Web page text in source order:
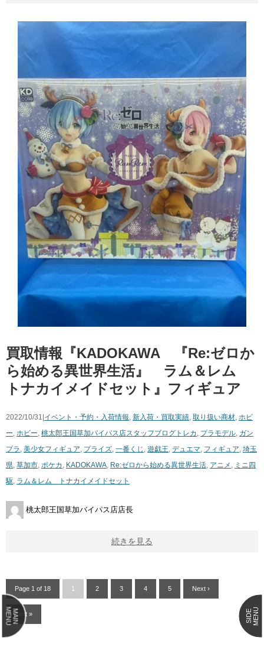
買取情報『KADOKAWA 『Re:ゼロか
ら始める異世界生活』 ラム＆レム
トナカイメイドセット』フィギュア
2022/10/31| イベント・予約・入荷情報, 新入荷・買取実績, 取り扱い商材, ホビ
ー, ホビー, 桃太郎王国草加バイパス店スタッフブログ トレカ , プラモデル, ガン
プラ , 美少女フィギュア, プライズ, 一番くじ , 遊戯王, デュエマ, フィギュア, 埼玉
県, 草加市, ポケカ , KADOKAWA, Re:ゼロから始める異世界生活, アニメ , ミニ四
駆, ラム＆レム トナカイメイドセット
桃太郎王国草加バイパス店店長
続きを見る
Page 1 of 18 1 2 3 4 5 Next ›
Last »
MAIN
MENU SIDEMENU